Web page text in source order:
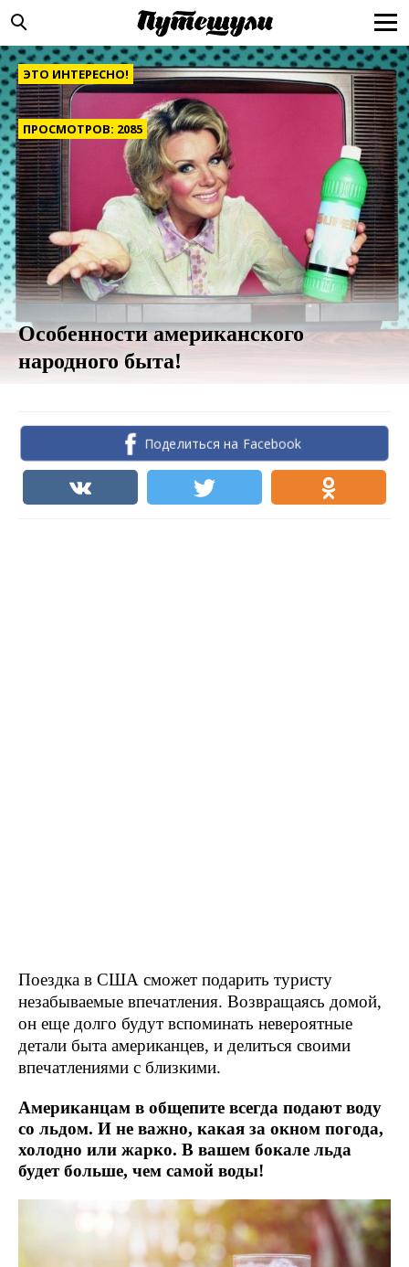
ЭТО ИНТЕРЕСНО!
ПРОСМОТРОВ: 2085
Особенности американского
народного быта!
Поделиться на Facebook
Поездка в США сможет подарить туристу
незабываемые впечатления. Возвращаясь домой,
он еще долго будут вспоминать невероятные
детали быта американцев, и делиться своими
впечатлениями с близкими.
Американцам в общепите всегда подают воду
со льдом. И не важно, какая за окном погода,
холодно или жарко. В вашем бокале льда
будет больше, чем самой воды!